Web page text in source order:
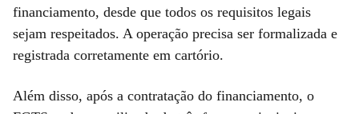
financiamento, desde que todos os requisitos legais
sejam respeitados. A operação precisa ser formalizada e
registrada corretamente em cartório.
Além disso, após a contratação do financiamento, o